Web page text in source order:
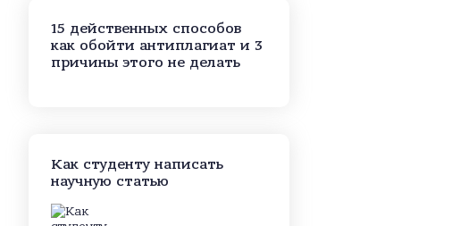
15 действенных способов
как обойти антиплагиат и 3
причины этого не делать
Как студенту написать
научную статью